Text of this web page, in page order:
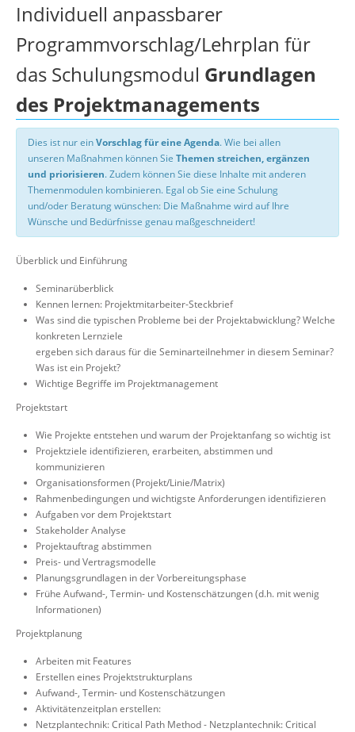
Individuell anpassbarer
Programmvorschlag/Lehrplan für
das Schulungsmodul Grundlagen
des Projektmanagements
Dies ist nur einVorschlag für eine Agenda. Wie bei allen
unseren Maßnahmen können Sie Themen streichen, ergänzen
und priorisieren. Zudem können Sie diese Inhalte mit anderen
Themenmodulen kombinieren. Egal ob Sie eine Schulung
und/oder Beratung wünschen: Die Maßnahme wird auf Ihre
Wünsche und Bedürfnisse genau maßgeschneidert!
Überblick und Einführung
Seminarüberblick
Kennen lernen: Projektmitarbeiter-Steckbrief
Was sind die typischen Probleme bei der Projektabwicklung? Welche
konkreten Lernziele
ergeben sich daraus für die Seminarteilnehmer in diesem Seminar?
Was ist ein Projekt?
Wichtige Begriffe im Projektmanagement
Projektstart
Wie Projekte entstehen und warum der Projektanfang so wichtig ist
Projektziele identifizieren, erarbeiten, abstimmen und
kommunizieren
Organisationsformen (Projekt/Linie/Matrix)
Rahmenbedingungen und wichtigste Anforderungen identifizieren
Aufgaben vor dem Projektstart
Stakeholder Analyse
Projektauftrag abstimmen
Preis- und Vertragsmodelle
Planungsgrundlagen in der Vorbereitungsphase
Frühe Aufwand-, Termin- und Kostenschätzungen (d.h. mit wenig
Informationen)
Projektplanung
Arbeiten mit Features
Erstellen eines Projektstrukturplans
Aufwand-, Termin- und Kostenschätzungen
Aktivitätenzeitplan erstellen:
Netzplantechnik: Critical Path Method - Netzplantechnik: Critical